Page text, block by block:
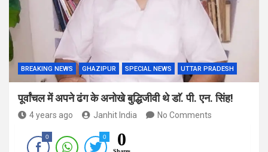
BREAKING NEWS GHAZIPUR SPECIAL NEWS UTTAR PRADESH
पूर्वांचल में अपने ढंग के अनोखे बुद्धिजीवी थे डाॅ. पी. एन. सिंह!
4 years ago Janhit India No Comments
0 0 0